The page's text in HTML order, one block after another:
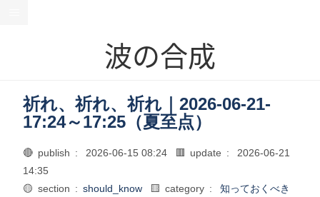
波の合成
祈れ、祈れ、祈れ｜2026-06-21-
17:24～17:25（夏至点）
🔴 publish : 2026-06-15 08:24 🟥 update :
2026-06-21
14:35
🟡 section : should_know 🟨 category :
知っておくべき